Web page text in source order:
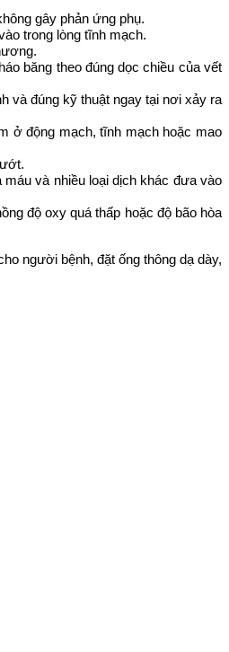
gây phản ứng phụ.
trong lòng tĩnh mạch.
băng theo đúng dọc chiều của vết
và đúng kỹ thuật ngay tại nơi xảy ra
ở động mạch, tĩnh mạch hoặc mao
và nhiều loại dịch khác đưa vào
độ oxy quá thấp hoặc độ bão hòa
người bệnh, đặt ống thông dạ dày,